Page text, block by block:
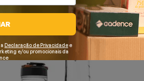
Declaração de Privacidade e
e/ou promocionais da